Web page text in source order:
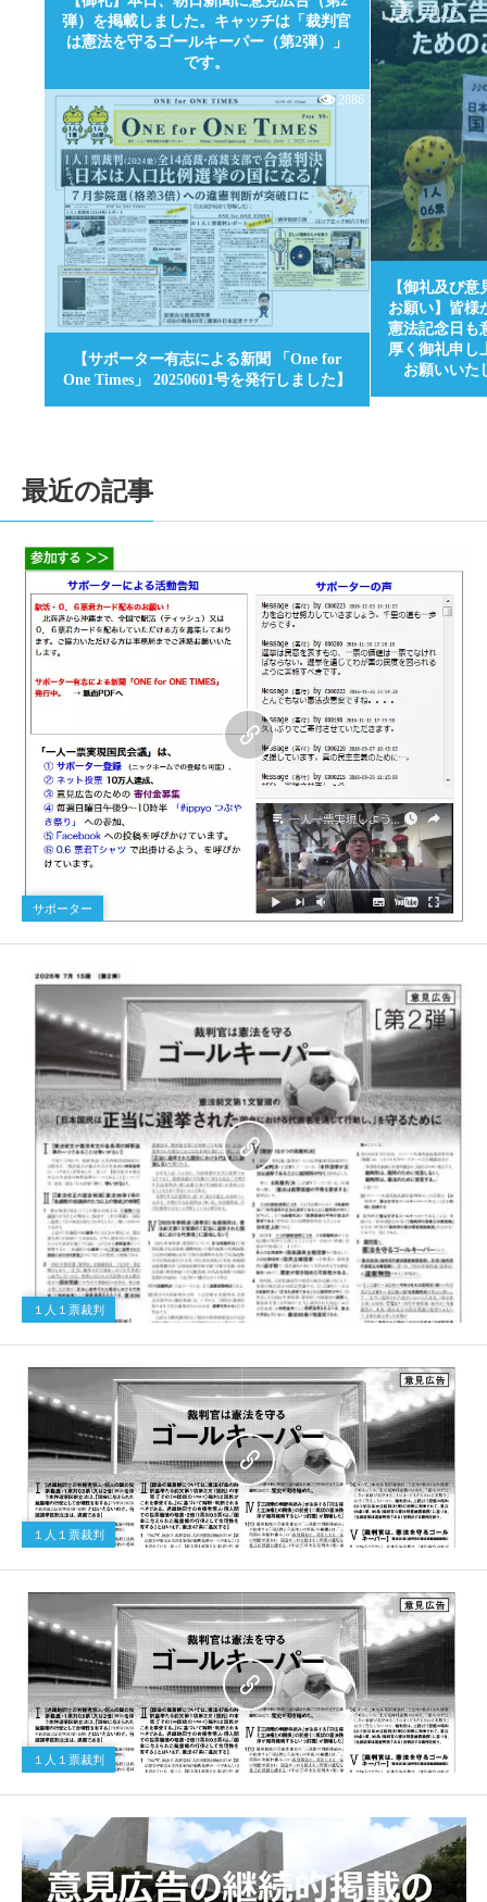
弾）を掲載しました。キャッチは「裁判官
は憲法を守るゴールキーパー（第2弾）」
です。
【御礼及び
お願い】皆様
憲法記念日も
厚く御礼申し
お願いいた
2026
【サポーター有志による新聞 「One for
One Times」 20250601号を発行しました】
0
2886
最近の記事
サポーター
１人１票裁判
１人１票裁判
１人１票裁判